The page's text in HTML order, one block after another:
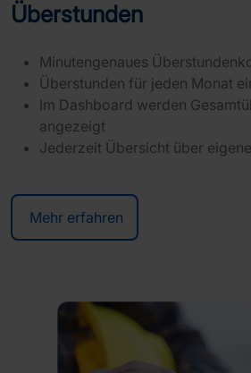
Überstunden
Minutengenaues
Überstunden für jeden Monat
Im Dashboard werden
angezeigt
Jederzeit Übersicht über
Mehr erfahren